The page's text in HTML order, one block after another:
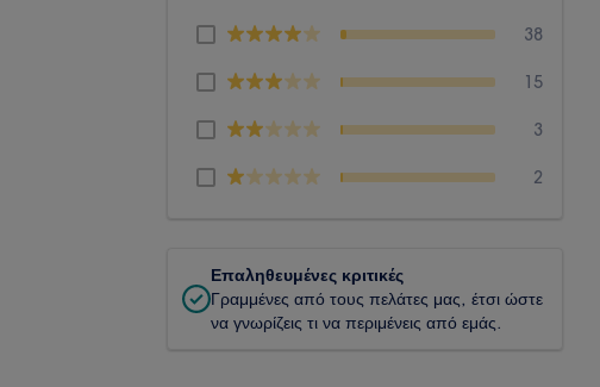
38
15
3
2
Επαληθευμένες κριτικές
Γραμμένες από τους πελάτες μας, έτσι ώστε
να γνωρίζεις τι να περιμένεις από εμάς.